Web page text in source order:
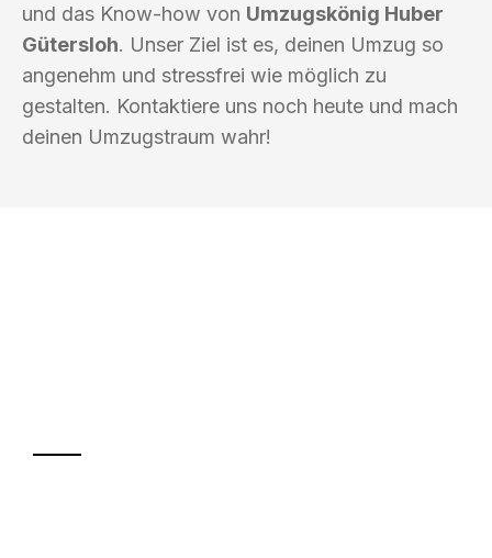
und das Know-how von Umzugskönig Huber
Gütersloh. Unser Ziel ist es, deinen Umzug so
angenehm und stressfrei wie möglich zu
gestalten. Kontaktiere uns noch heute und mach
deinen Umzugstraum wahr!